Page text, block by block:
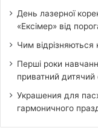
День лазерної
«Ексімер» від
Чим відрізняються
Перші роки
приватний
Украшения для
гармоничного